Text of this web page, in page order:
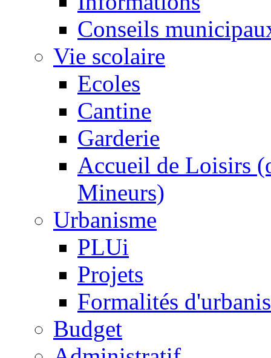
Conseils
Vie scolaire
Ecoles
Cantine
Garderie
Accueil de Loisirs
Mineurs)
Urbanisme
PLUi
Projets
Formalités
Budget